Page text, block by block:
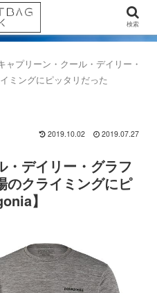
ャプリーン・クール・デイリー・
ミングにピッタリだった
2019.10.02 2019.07.27
・デイリー・グラフ
のクライミングにピ
】
検索